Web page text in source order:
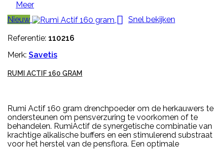
Meer
Nieuw
 Snel bekijken
Referentie: 110216
Merk: Savetis
RUMI ACTIF 160 GRAM
Rumi Actif 160 gram drenchpoeder om de herkauwers te
ondersteunen om pensverzuring te voorkomen of te
behandelen. RumiActif de synergetische combinatie van
krachtige alkalische buffers en een stimulerend substraat
voor het herstel van de pensflora. Een optimale